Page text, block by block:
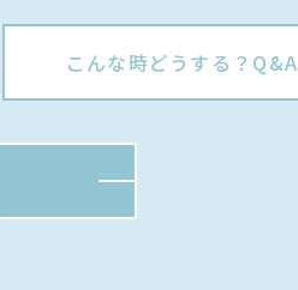
こんな時どうする？Q&A